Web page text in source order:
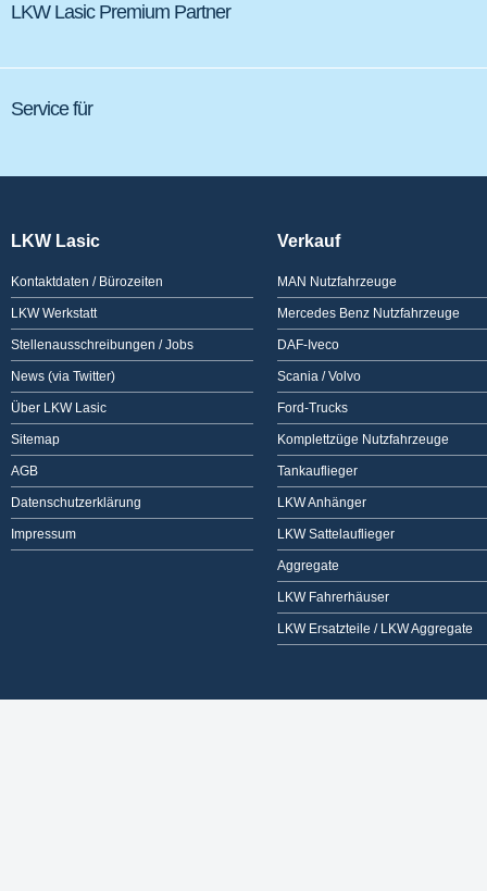
LKW Lasic Premium Partner
Service für
LKW Lasic
Kontaktdaten / Bürozeiten
LKW Werkstatt
Stellenausschreibungen / Jobs
News (via Twitter)
Über LKW Lasic
Sitemap
AGB
Datenschutzerklärung
Impressum
Verkauf
MAN Nutzfahrzeuge
Mercedes Benz Nutzfahrzeuge
DAF-Iveco
Scania / Volvo
Ford-Trucks
Komplettzüge Nutzfahrzeuge
Tankauflieger
LKW Anhänger
LKW Sattelauflieger
Aggregate
LKW Fahrerhäuser
LKW Ersatzteile / LKW Aggregate